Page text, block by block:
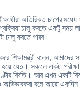
অতিরিক্ত চাপের মধ্যে
চালু করতে একটু সময়
চালু করতে পারব।
শিক্ষামন্ত্রী বলেন, আমাদের
হয়ে যেত। সকালে একটা
বিরতি। আর এখন একটি
অভিভাবকরা বলে আরো একদিন